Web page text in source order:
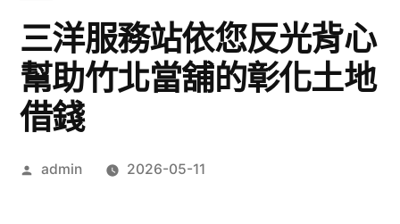
三洋服務站依您反光背心
幫助竹北當舖的彰化土地
借錢
作
admin 2026-05-11